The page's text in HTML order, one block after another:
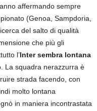
affermando sempre
(Genoa, Sampdoria,
del salto di qualità
che più gli
l’Inter sembra lontana
La squadra nerazzurra è
strada facendo, con
molto lontana
in maniera incontrastata